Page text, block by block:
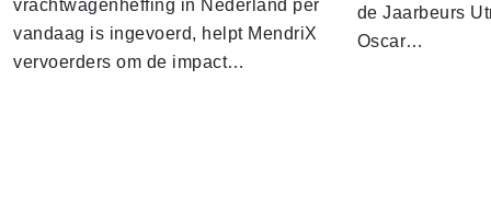
vrachtwagenheffing in Nederland per
vandaag is ingevoerd, helpt MendriX
vervoerders om de impact…
de Jaarbeurs
Oscar…